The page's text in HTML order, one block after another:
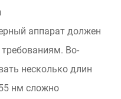
аппарат должен
Во-
несколько длин
нм сложно